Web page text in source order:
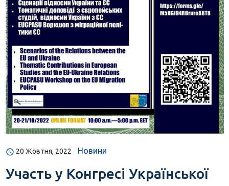
20 Жовтня, 2022 Новини
Участь у Конгресі Української